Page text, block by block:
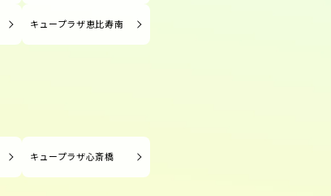
キュープラザ恵比寿南
キュープラザ心斎橋